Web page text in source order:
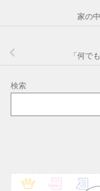
家の
「何で
検索